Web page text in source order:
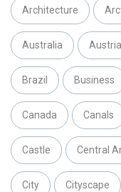
Architecture
Australia Austria
Brazil Business
Canada Canals
Castle Central
City Cityscape